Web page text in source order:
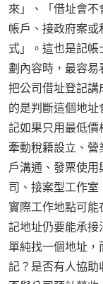
來」、「借址會
帳戶、接政府案
式」。這也是記
劃內容時，最容
把公司借址登記
的是判斷這個地
記如果只用最低
牽動稅籍設立、
戶溝通、發票使
司、接案型工作室
實際工作地點可
記地址仍要能承
單純找一個地址
記？是否有人協